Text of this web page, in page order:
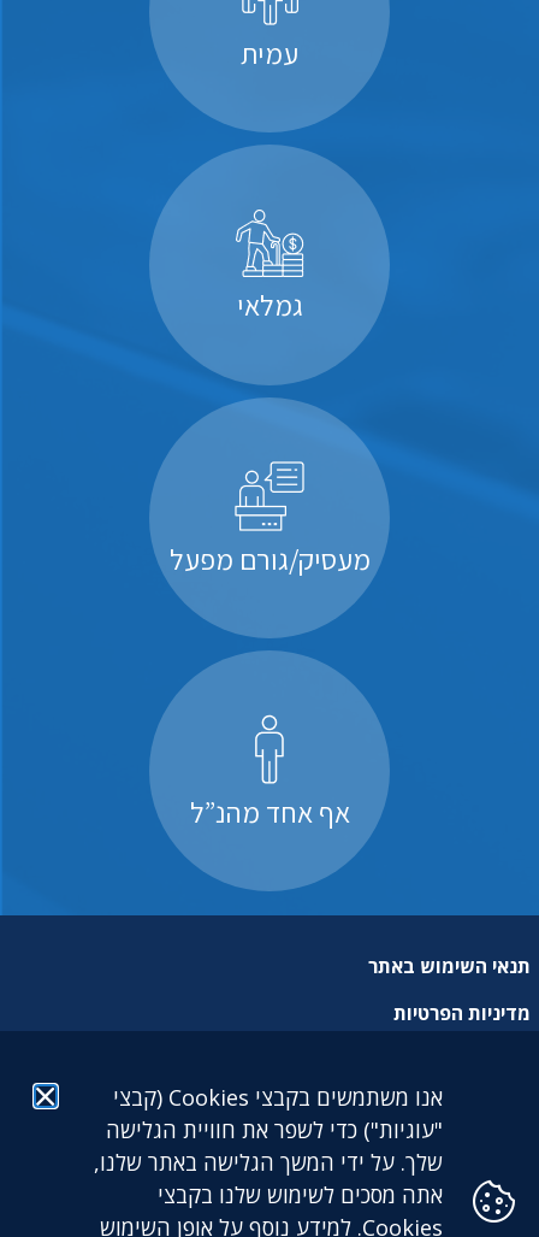
עמית
גמלאי
מעסיק/גורם מפעל
אף אחד מהנ”ל
תנאי השימוש באתר
מדיניות הפרטיות
הצהרת נגישות
אנו משתמשים בקבצי Cookies (קבצי
"עוגיות") כדי לשפר את חוויית הגלישה
שלך. על ידי המשך הגלישה באתר שלנו,
אתה מסכים לשימוש שלנו בקבצי
Cookies. למידע נוסף על אופן השימוש